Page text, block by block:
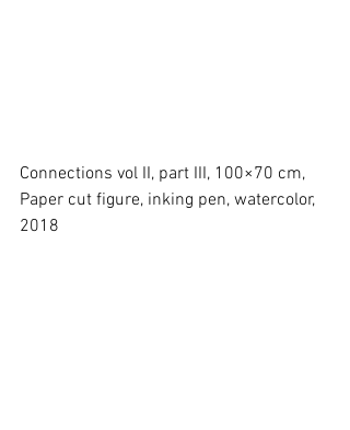
Connections vol II, part III, 100×70 cm,
Paper cut figure, inking pen, watercolor,
2018